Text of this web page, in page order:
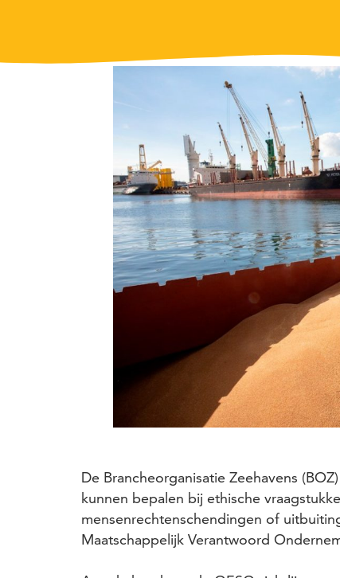
De Brancheorganisatie Zeehavens
kunnen bepalen bij ethische
mensenrechtenschendingen of
Maatschappelijk Verantwoord